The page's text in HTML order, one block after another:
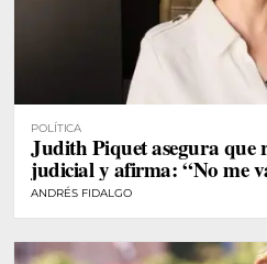
POLÍTICA
Judith Piquet asegura que
judicial y afirma: “No me
ANDRÉS FIDALGO